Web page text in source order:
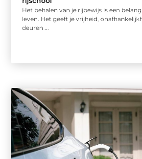
Het behalen van je rijbewijs is een
leven. Het geeft je vrijheid,
deuren ...